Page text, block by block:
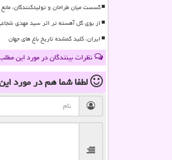
گسست میان طراحان و تولیدکنندگان،
از بوی گل آهسته تر اثر سید مهدی
ایران، کلید گمشده تاریخ باغ های جهان
نظرات بینندگان در مورد این
لطفا شما همدر مورد